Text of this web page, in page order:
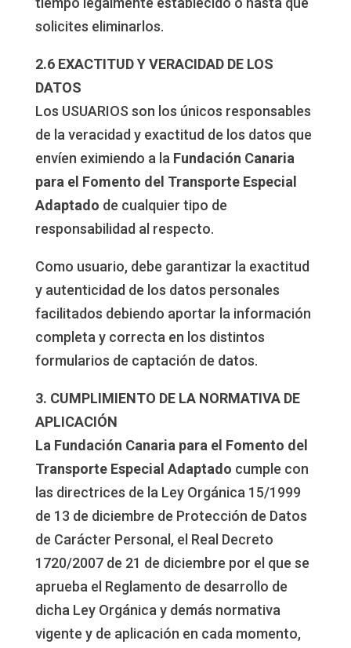
solicites eliminarlos.
2.6 EXACTITUD Y VERACIDAD DE LOS
DATOS
Los USUARIOS son los únicos responsables
de la veracidad y exactitud de los datos que
envíen eximiendo a la Fundación Canaria
para el Fomento del Transporte Especial
Adaptado de cualquier tipo de
responsabilidad al respecto.
Como usuario, debe garantizar la exactitud
y autenticidad de los datos personales
facilitados debiendo aportar la información
completa y correcta en los distintos
formularios de captación de datos.
3. CUMPLIMIENTO DE LA NORMATIVA DE
APLICACIÓN
La Fundación Canaria para el Fomento del
Transporte Especial Adaptado cumple con
las directrices de la Ley Orgánica 15/1999
de 13 de diciembre de Protección de Datos
de Carácter Personal, el Real Decreto
1720/2007 de 21 de diciembre por el que se
aprueba el Reglamento de desarrollo de
dicha Ley Orgánica y demás normativa
vigente y de aplicación en cada momento,